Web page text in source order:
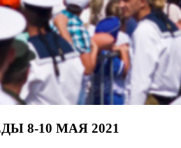
8-10 МАЯ 2021